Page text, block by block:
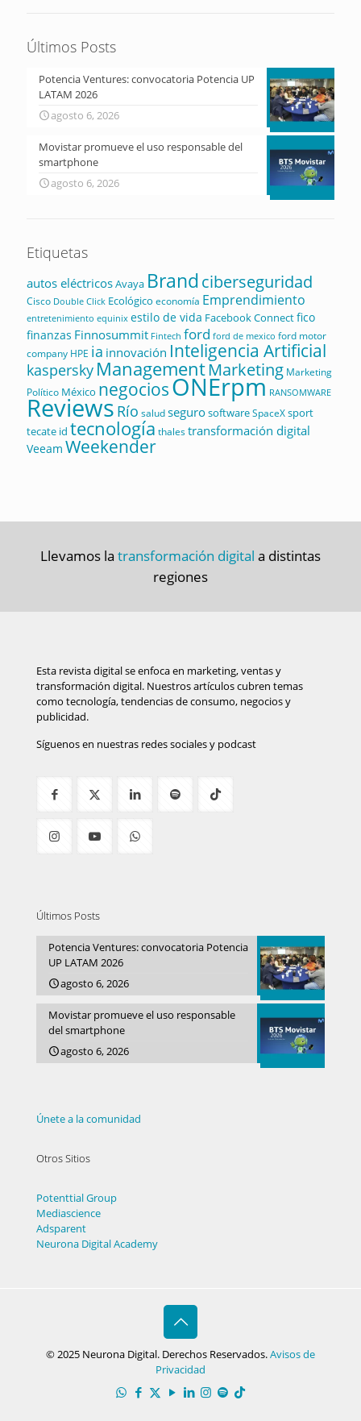
Últimos Posts
Potencia Ventures: convocatoria Potencia UP
LATAM 2026
agosto 6, 2026
Movistar promueve el uso responsable del
smartphone
agosto 6, 2026
Etiquetas
autos eléctricosAvaya Brandciberseguridad
Cisco Double Click Ecológico economía Emprendimiento
entretenimiento equinix estilo de vida Facebook Connectfico
finanzas Finnosummit Fintech ford ford de mexico ford motor
company HPE ia innovación Inteligencia Artificial
kaspersky ManagementMarketing Marketing
Político México negociosONErpm RANSOMWARE
Reviews Río saludsegurosoftwareSpaceXsport
tecate id tecnología thalestransformación digital
Veeam Weekender
Llevamos la transformación digital a distintas
regiones
Esta revista digital se enfoca en marketing, ventas y
transformación digital. Nuestros artículos cubren temas
como tecnología, tendencias de consumo, negocios y
publicidad.
Síguenos en nuestras redes sociales y podcast
Últimos Posts
Potencia Ventures: convocatoria Potencia
UP LATAM 2026
agosto 6, 2026
Movistar promueve el uso responsable
del smartphone
agosto 6, 2026
Únete a la comunidad
Otros Sitios
Potenttial Group
Mediascience
Adsparent
Neurona Digital Academy
© 2025 Neurona Digital. Derechos Reservados.Avisos de
Privacidad